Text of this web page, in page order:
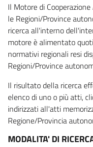
Il Motore di
le Regioni/Province
ricerca all'interno
motore è alimentato
normativi regionali resi
Regioni/Province
Il risultato della ricerca
elenco di uno o più atti,
indirizzati all'atti
Regione/Provincia
MODALITA' DI